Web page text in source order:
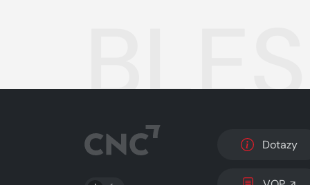
PŘEPNOUT SVĚTLÝ/TMAVÝ REŽIM
Dotazy